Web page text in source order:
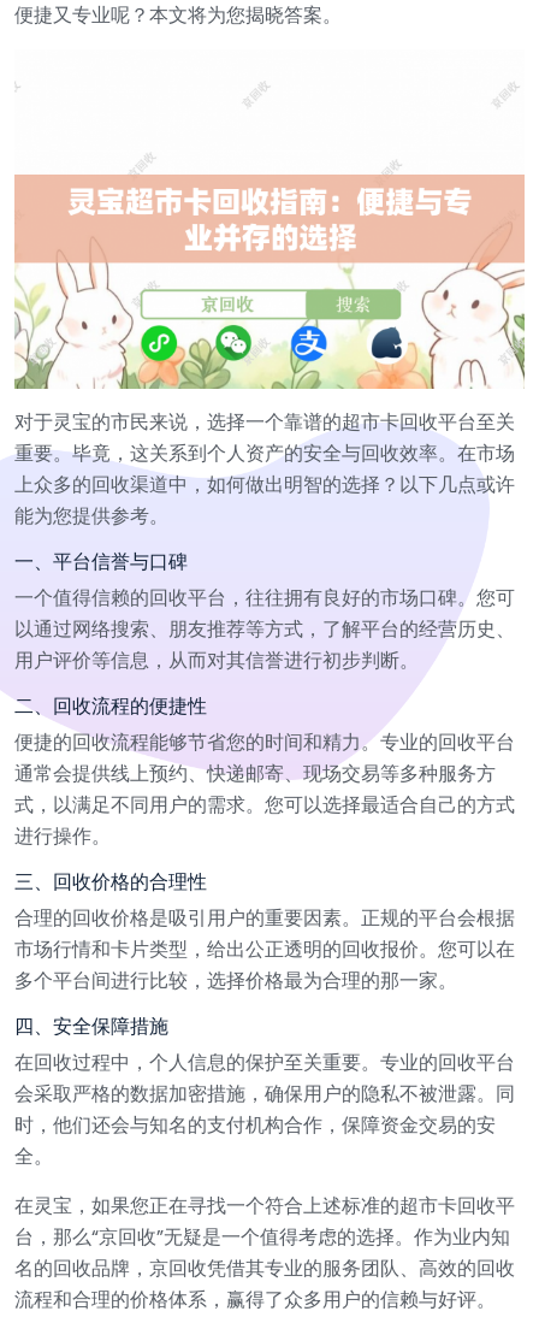
便捷又专业呢？本文将为您揭晓答案。
对于灵宝的市民来说，选择一个靠谱的超市卡回收平台至关
重要。毕竟，这关系到个人资产的安全与回收效率。在市场
上众多的回收渠道中，如何做出明智的选择？以下几点或许
能为您提供参考。
一、平台信誉与口碑
一个值得信赖的回收平台，往往拥有良好的市场口碑。您可
以通过网络搜索、朋友推荐等方式，了解平台的经营历史、
用户评价等信息，从而对其信誉进行初步判断。
二、回收流程的便捷性
便捷的回收流程能够节省您的时间和精力。专业的回收平台
通常会提供线上预约、快递邮寄、现场交易等多种服务方
式，以满足不同用户的需求。您可以选择最适合自己的方式
进行操作。
三、回收价格的合理性
合理的回收价格是吸引用户的重要因素。正规的平台会根据
市场行情和卡片类型，给出公正透明的回收报价。您可以在
多个平台间进行比较，选择价格最为合理的那一家。
四、安全保障措施
在回收过程中，个人信息的保护至关重要。专业的回收平台
会采取严格的数据加密措施，确保用户的隐私不被泄露。同
时，他们还会与知名的支付机构合作，保障资金交易的安
全。
在灵宝，如果您正在寻找一个符合上述标准的超市卡回收平
台，那么“京回收”无疑是一个值得考虑的选择。作为业内知
名的回收品牌，京回收凭借其专业的服务团队、高效的回收
流程和合理的价格体系，赢得了众多用户的信赖与好评。